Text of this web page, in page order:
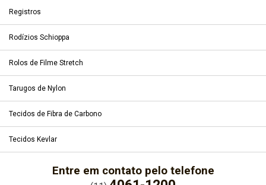
Registros
Rodízios Schioppa
Rolos de Filme Stretch
Tarugos de Nylon
Tecidos de Fibra de Carbono
Tecidos Kevlar
Entre em contato pelo telefone